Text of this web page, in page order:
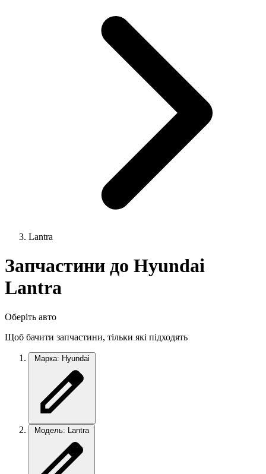
Lantra
Запчастини до Hyundai
Lantra
Оберіть авто
Щоб бачити запчастини, тільки які підходять
Марка: Hyundai
Модель: Lantra